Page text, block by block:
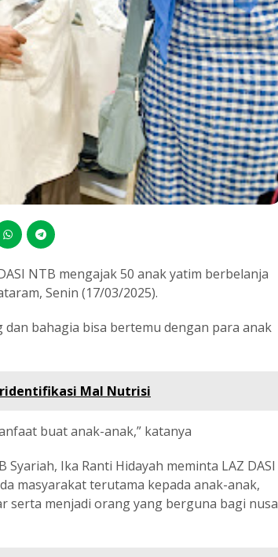
NTB mengajak 50 anak yatim berbelanja
Senin (17/03/2025).
dan bahagia bisa bertemu dengan para anak
Mal Nutrisi
buat anak-anak,” katanya
Ika Ranti Hidayah meminta LAZ DASI
masyarakat terutama kepada anak-anak,
serta menjadi orang yang berguna bagi nusa